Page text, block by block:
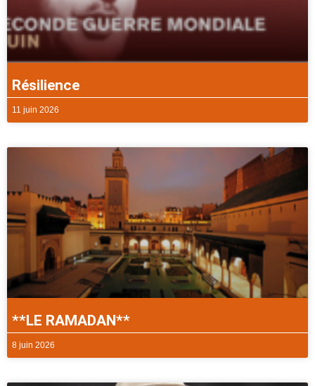
Résilience
11 juin 2026
**LE RAMADAN**
8 juin 2026